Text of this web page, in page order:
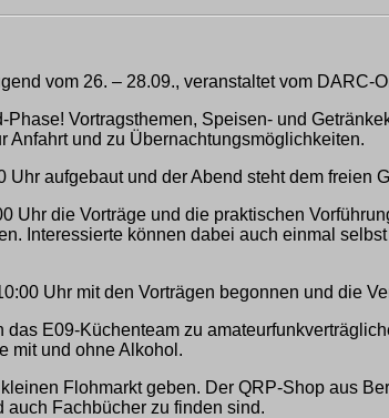
vom 26. – 28.09., veranstaltet vom
Vortragsthemen, Speisen- und
Anfahrt und zu Übernachtungsmöglichkeiten.
Uhr aufgebaut und der Abend steht dem
Uhr die Vorträge und die praktischen
Interessierte können dabei auch einmal
Uhr mit den Vorträgen begonnen und die
das E09-Küchenteam zu
mit und ohne Alkohol.
Flohmarkt geben. Der QRP-Shop aus
Fachbücher zu finden sind.